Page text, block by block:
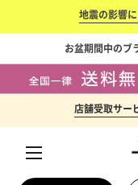
地震の影響
お盆期間中の
店舗受取サー